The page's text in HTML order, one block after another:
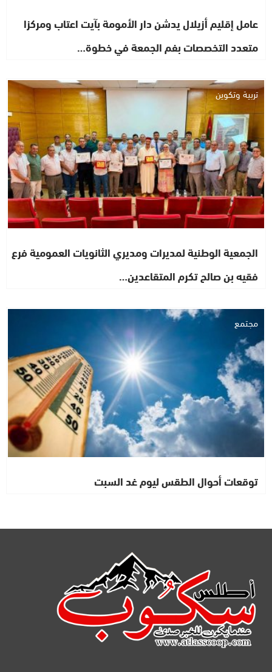
عامل إقليم أزيلال يدشن دار الأمومة بآيت اعتاب ومركزا
متعدد التخصصات بفم الجمعة في خطوة…
تربية وتكوين
الجمعية الوطنية لمديرات ومديري الثانويات العمومية فرع
فقيه بن صالح تكرم المتقاعدين…
مجتمع
توقعات أحوال الطقس ليوم غد السبت